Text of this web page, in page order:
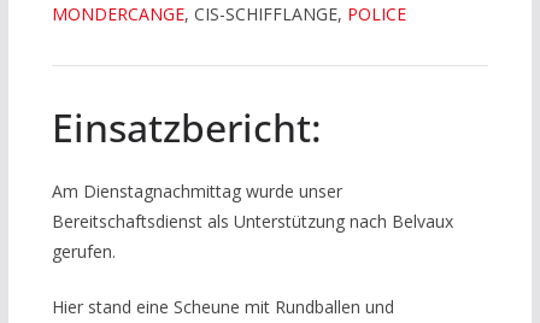
MONDERCANGE, CIS-SCHIFFLANGE, POLICE
Einsatzbericht:
Am Dienstagnachmittag wurde unser
Bereitschaftsdienst als Unterstützung nach Belvaux
gerufen.
Hier stand eine Scheune mit Rundballen und